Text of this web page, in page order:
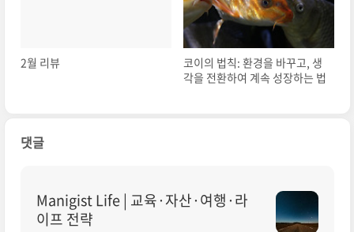
2월 리뷰
코이의 법칙: 환경을 바꾸고, 생
각을 전환하여 계속 성장하는 법
댓글
Manigist Life | 교육·자산·여행·라
이프 전략